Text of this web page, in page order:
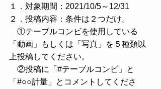
１．対象期間：2021/10/5～12/31
２．投稿内容：条件は２つだけ。
①テーブルコンビを使用している
「動画」もしくは「写真」を５種類以
上投稿してください。
②投稿に「#テーブルコンビ」と
「#○○計量」とコメントしてくださ